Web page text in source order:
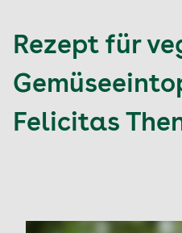
Rezept für
Felicitas